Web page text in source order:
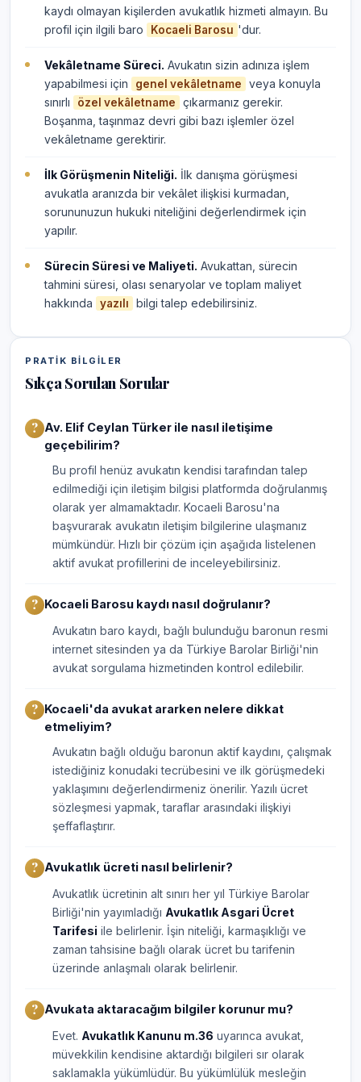
kaydı olmayan kişilerden avukatlık hizmeti almayın. Bu
profil için ilgili baro
Kocaeli Barosu 'dur.
Vekâletname Süreci. Avukatın sizin adınıza işlem
yapabilmesi için
genel vekâletname
veya konuyla
sınırlı
özel vekâletname
çıkarmanız gerekir.
Boşanma, taşınmaz devri gibi bazı işlemler özel
vekâletname gerektirir.
İlk Görüşmenin Niteliği. İlk danışma görüşmesi
avukatla aranızda bir vekâlet ilişkisi kurmadan,
sorununuzun hukuki niteliğini değerlendirmek için
yapılır.
Sürecin Süresi ve Maliyeti. Avukattan, sürecin
tahmini süresi, olası senaryolar ve toplam maliyet
hakkında
yazılı bilgi talep edebilirsiniz.
PRATIK BILGILER
Sıkça Sorulan Sorular
Av. Elif Ceylan Türker ile nasıl iletişime
geçebilirim?
Bu profil henüz avukatın kendisi tarafından talep
edilmediği için iletişim bilgisi platformda doğrulanmış
olarak yer almamaktadır. Kocaeli Barosu'na
başvurarak avukatın iletişim bilgilerine ulaşmanız
mümkündür. Hızlı bir çözüm için aşağıda listelenen
aktif avukat profillerini de inceleyebilirsiniz.
Kocaeli Barosu kaydı nasıl doğrulanır?
Avukatın baro kaydı, bağlı bulunduğu baronun resmi
internet sitesinden ya da Türkiye Barolar Birliği'nin
avukat sorgulama hizmetinden kontrol edilebilir.
Kocaeli'da avukat ararken nelere dikkat
etmeliyim?
Avukatın bağlı olduğu baronun aktif kaydını, çalışmak
istediğiniz konudaki tecrübesini ve ilk görüşmedeki
yaklaşımını değerlendirmeniz önerilir. Yazılı ücret
sözleşmesi yapmak, taraflar arasındaki ilişkiyi
şeffaflaştırır.
Avukatlık ücreti nasıl belirlenir?
Avukatlık ücretinin alt sınırı her yıl Türkiye Barolar
Birliği'nin yayımladığı Avukatlık Asgari Ücret
Tarifesi ile belirlenir. İşin niteliği, karmaşıklığı ve
zaman tahsisine bağlı olarak ücret bu tarifenin
üzerinde anlaşmalı olarak belirlenir.
Avukata aktaracağım bilgiler korunur mu?
Evet. Avukatlık Kanunu m.36 uyarınca avukat,
müvekkilin kendisine aktardığı bilgileri sır olarak
saklamakla yükümlüdür. Bu yükümlülük mesleğin